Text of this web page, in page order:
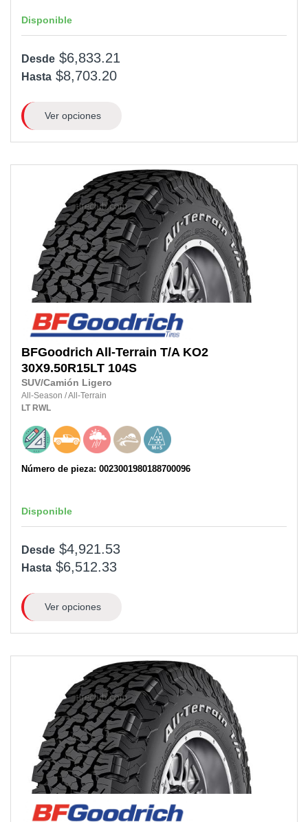
Disponible
Desde $6,833.21
Hasta $8,703.20
Ver opciones
BFGoodrich All-Terrain T/A KO2
30X9.50R15LT 104S
SUV/Camión Ligero
All-Season /All-Terrain
LT RWL
Número de pieza: 0023001980188700096
Disponible
Desde $4,921.53
Hasta $6,512.33
Ver opciones